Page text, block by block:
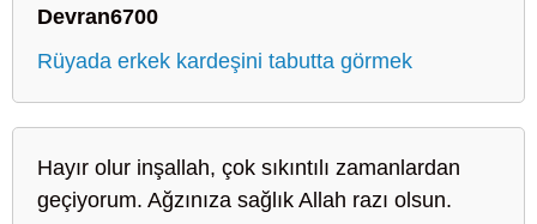
Devran6700
Rüyada erkek kardeşini tabutta görmek
Hayır olur inşallah, çok sıkıntılı zamanlardan
geçiyorum. Ağzınıza sağlık Allah razı olsun.